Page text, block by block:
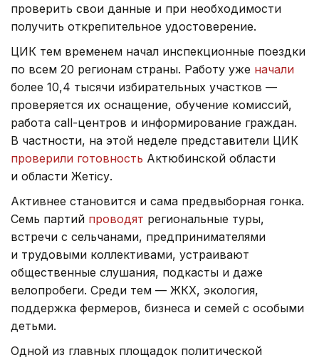
проверить свои данные и при необходимости
получить открепительное удостоверение.
ЦИК тем временем начал инспекционные поездки
по всем 20 регионам страны. Работу уже начали
более 10,4 тысячи избирательных участков —
проверяется их оснащение, обучение комиссий,
работа call-центров и информирование граждан.
В частности, на этой неделе представители ЦИК
проверили готовность Актюбинской области
и области Жетісу.
Активнее становится и сама предвыборная гонка.
Семь партий проводят региональные туры,
встречи с сельчанами, предпринимателями
и трудовыми коллективами, устраивают
общественные слушания, подкасты и даже
велопробеги. Среди тем — ЖКХ, экология,
поддержка фермеров, бизнеса и семей с особыми
детьми.
Одной из главных площадок политической